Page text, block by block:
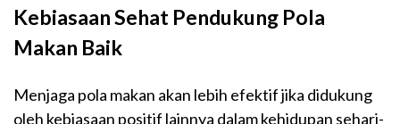
Kebiasaan Sehat Pendukung Pola
Makan Baik
Menjaga pola makan akan lebih efektif jika didukung
oleh kebiasaan positif lainnya dalam kehidupan sehari-